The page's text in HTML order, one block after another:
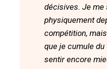
décisives. Je me
physiquement
compétition,
que je cumule
sentir encore